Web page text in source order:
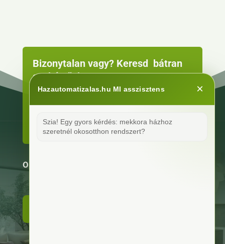
Bizonytalan vagy? Keresd bátran
szakértőnket!
KAPCSOLATFELVÉTEL
OKOSOTTHON RENDSZEREK KIVITELEZÉSE
Hazautomatizalas.hu MI asszisztens ×
Szia! Egy gyors kérdés: mekkora házhoz
szeretnél okosotthon rendszert?